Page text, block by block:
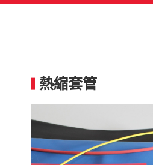
熱縮套管